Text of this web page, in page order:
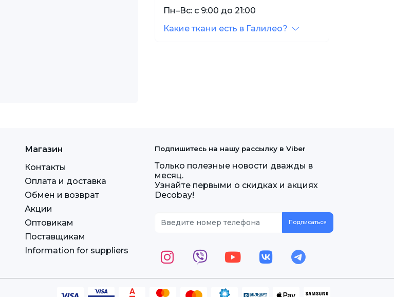
Пн–Вс: с 9:00 до 21:00
Какие ткани есть в Галилео?
Магазин
Контакты
Оплата и доставка
Обмен и возврат
Акции
Оптовикам
Поставщикам
Information for suppliers
Подпишитесь на нашу рассылку в Viber
Только полезные новости дважды в
месяц.
Узнайте первыми о скидках и акциях
Decobay!